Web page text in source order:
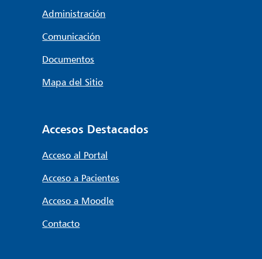
Administración
Comunicación
Documentos
Mapa del Sitio
Accesos Destacados
Acceso al Portal
Acceso a Pacientes
Acceso a Moodle
Contacto